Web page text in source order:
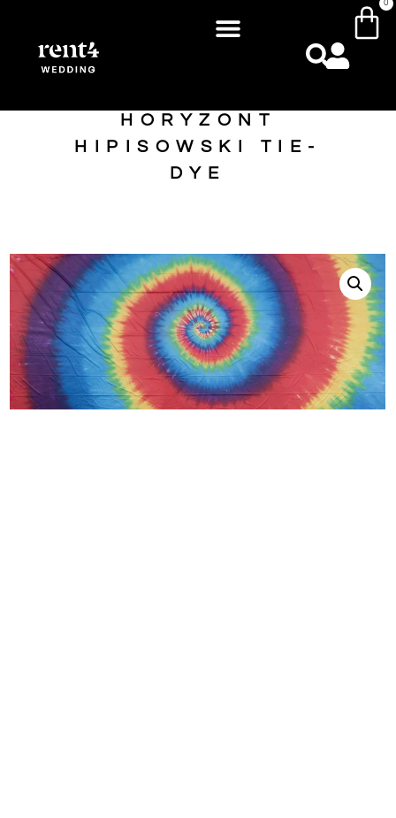
0
HORYZONT
HIPISOWSKI TIE-
DYE